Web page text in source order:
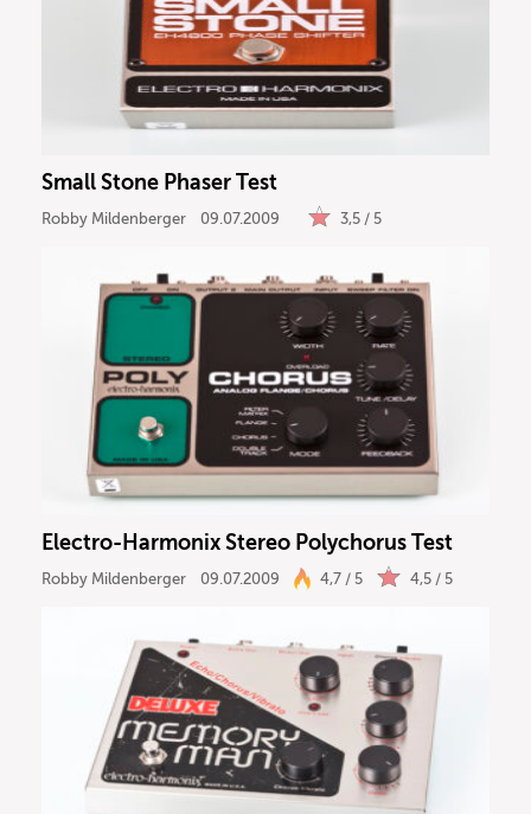
Small Stone Phaser Test
Robby Mildenberger 09.07.2009 3,5 / 5
Electro-Harmonix Stereo Polychorus Test
Robby Mildenberger 09.07.2009 4,7 / 5 4,5 / 5